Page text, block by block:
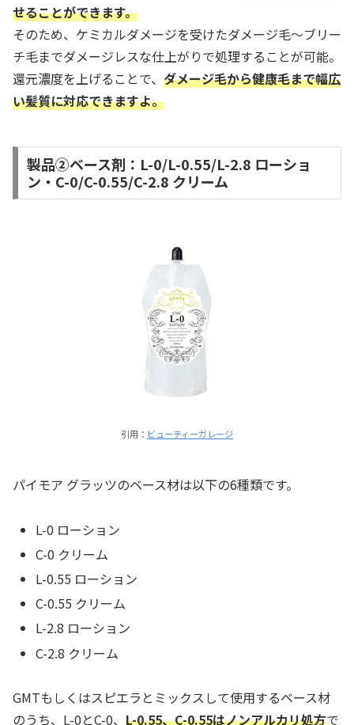
せることができます。
そのため、ケミカルダメージを受けたダメージ毛～ブリー
チ毛までダメージレスな仕上がりで処理することが可能。
還元濃度を上げることで、 ダメージ毛から健康毛まで幅広
い髪質に対応できますよ。
製品②ベース剤：L-0/L-0.55/L-2.8 ローショ
ン・C-0/C-0.55/C-2.8 クリーム
引用： ビューティーガレージ
パイモア グラッツのベース材は以下の6種類です。
L-0 ローション
C-0 クリーム
L-0.55 ローション
C-0.55 クリーム
L-2.8 ローション
C-2.8 クリーム
GMTもしくはスピエラとミックスして使用するベース材
のうち、L-0とC-0、 L-0.55、C-0.55はノンアルカリ処方で